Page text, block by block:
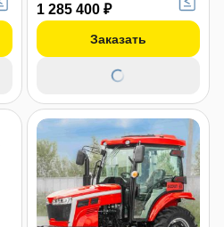
1 285 400 ₽
Заказать